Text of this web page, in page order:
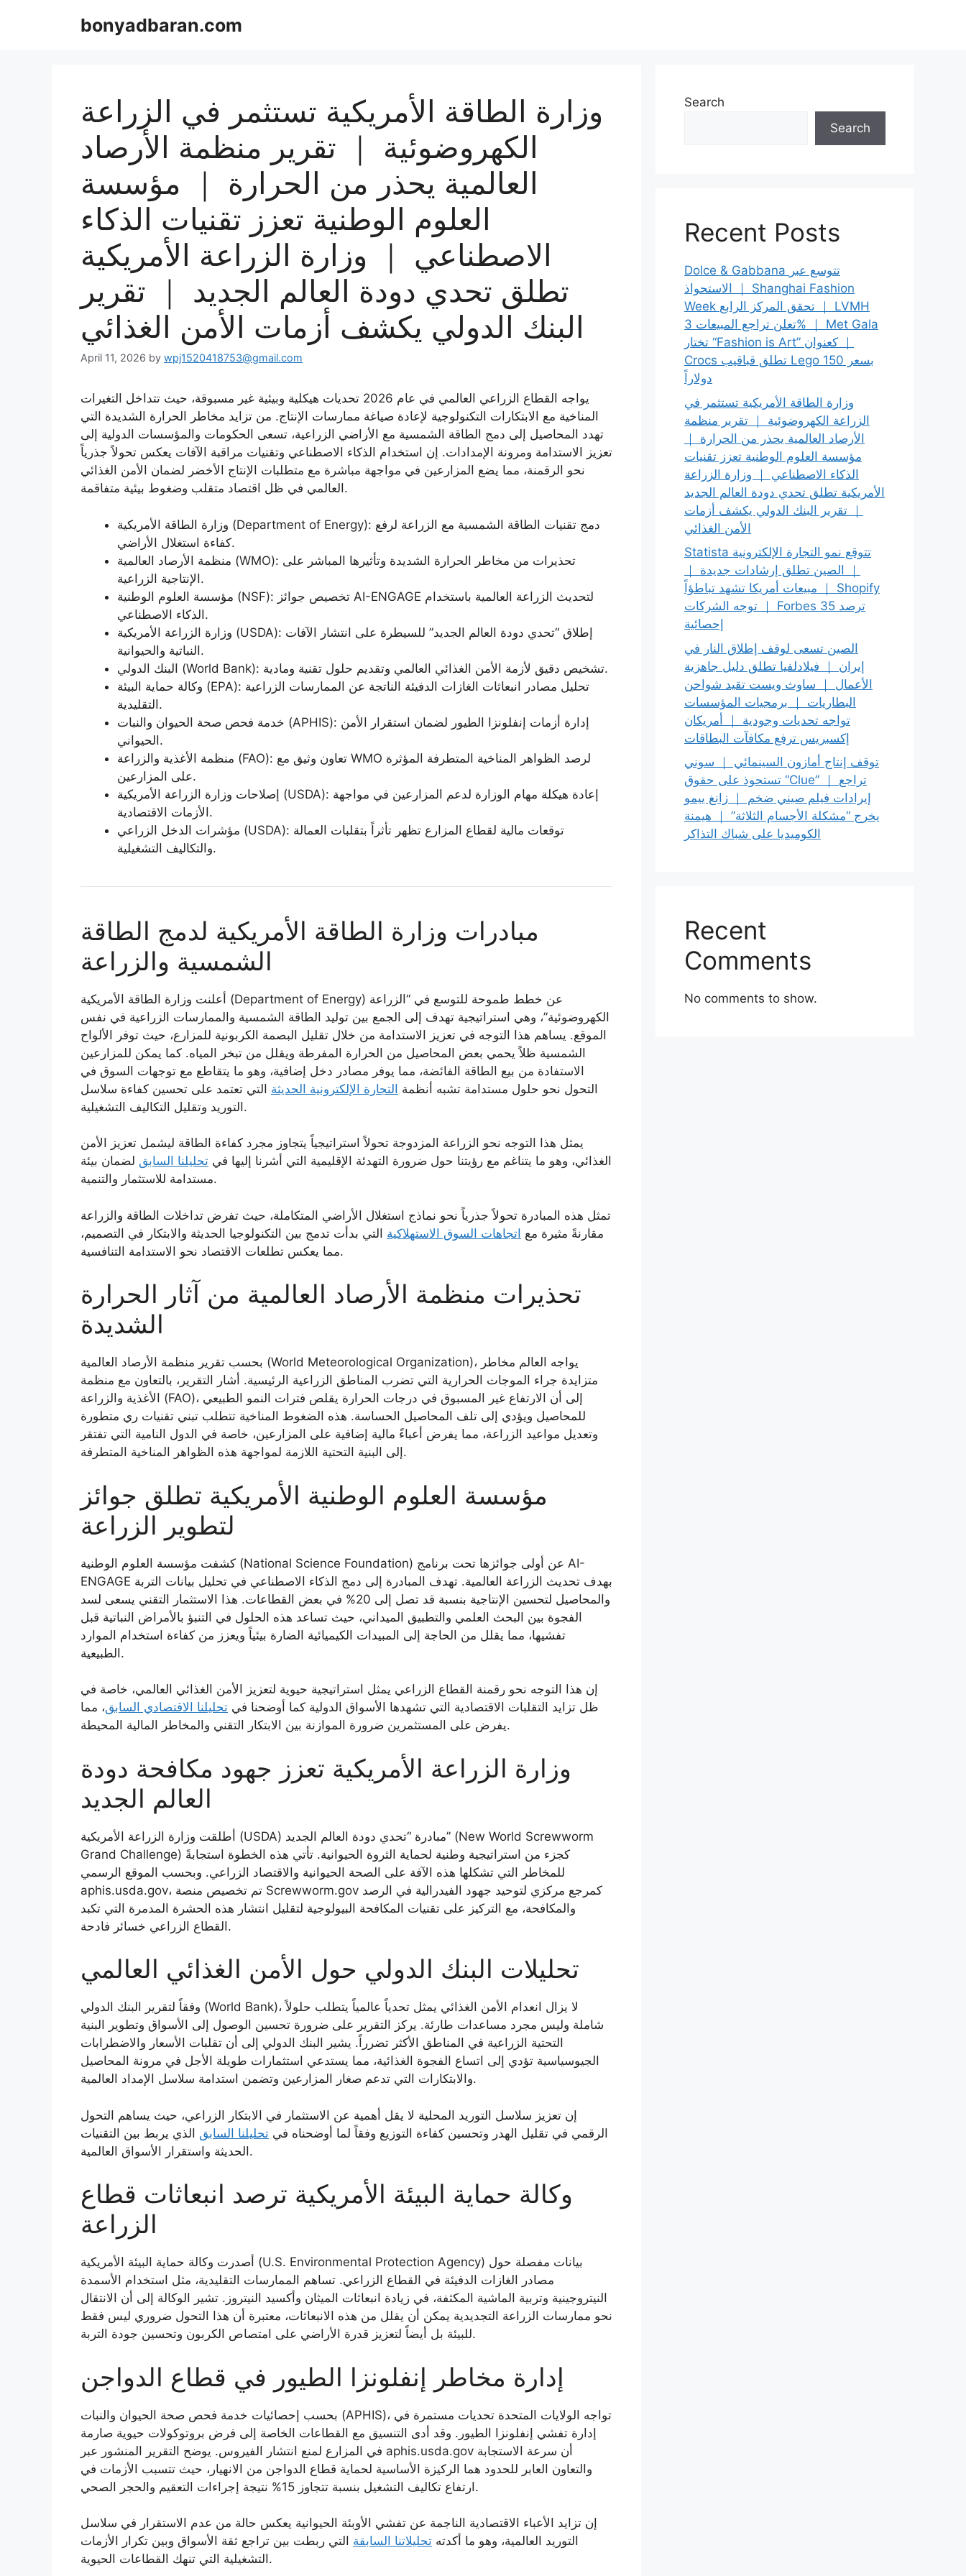
bonyadbaran.com
وزارة الطاقة الأمريكية تستثمر في الزراعة
الكهروضوئية ｜ تقرير منظمة الأرصاد
العالمية يحذر من الحرارة ｜ مؤسسة
العلوم الوطنية تعزز تقنيات الذكاء
الاصطناعي ｜ وزارة الزراعة الأمريكية
تطلق تحدي دودة العالم الجديد ｜ تقرير
البنك الدولي يكشف أزمات الأمن الغذائي
April 11, 2026 by wpj1520418753@gmail.com
يواجه القطاع الزراعي العالمي في عام 2026 تحديات هيكلية وبيئية غير مسبوقة، حيث تتداخل التغيرات
المناخية مع الابتكارات التكنولوجية لإعادة صياغة ممارسات الإنتاج. من تزايد مخاطر الحرارة الشديدة التي
تهدد المحاصيل إلى دمج الطاقة الشمسية مع الأراضي الزراعية، تسعى الحكومات والمؤسسات الدولية إلى
تعزيز الاستدامة ومرونة الإمدادات. إن استخدام الذكاء الاصطناعي وتقنيات مراقبة الآفات يعكس تحولاً جذرياً
نحو الرقمنة، مما يضع المزارعين في مواجهة مباشرة مع متطلبات الإنتاج الأخضر لضمان الأمن الغذائي
العالمي في ظل اقتصاد متقلب وضغوط بيئية متفاقمة.
وزارة الطاقة الأمريكية (Department of Energy): دمج تقنيات الطاقة الشمسية مع الزراعة لرفع
كفاءة استغلال الأراضي.
منظمة الأرصاد العالمية (WMO): تحذيرات من مخاطر الحرارة الشديدة وتأثيرها المباشر على
الإنتاجية الزراعية.
مؤسسة العلوم الوطنية (NSF): تخصيص جوائز AI-ENGAGE لتحديث الزراعة العالمية باستخدام
الذكاء الاصطناعي.
وزارة الزراعة الأمريكية (USDA): إطلاق “تحدي دودة العالم الجديد” للسيطرة على انتشار الآفات
النباتية والحيوانية.
البنك الدولي (World Bank): تشخيص دقيق لأزمة الأمن الغذائي العالمي وتقديم حلول تقنية ومادية.
وكالة حماية البيئة (EPA): تحليل مصادر انبعاثات الغازات الدفيئة الناتجة عن الممارسات الزراعية
التقليدية.
خدمة فحص صحة الحيوان والنبات (APHIS): إدارة أزمات إنفلونزا الطيور لضمان استقرار الأمن
الحيواني.
منظمة الأغذية والزراعة (FAO): تعاون وثيق مع WMO لرصد الظواهر المناخية المتطرفة المؤثرة
على المزارعين.
إصلاحات وزارة الزراعة الأمريكية (USDA): إعادة هيكلة مهام الوزارة لدعم المزارعين في مواجهة
الأزمات الاقتصادية.
مؤشرات الدخل الزراعي (USDA): توقعات مالية لقطاع المزارع تظهر تأثراً بتقلبات العمالة
والتكاليف التشغيلية.
مبادرات وزارة الطاقة الأمريكية لدمج الطاقة
الشمسية والزراعة
أعلنت وزارة الطاقة الأمريكية (Department of Energy) عن خطط طموحة للتوسع في “الزراعة
الكهروضوئية”، وهي استراتيجية تهدف إلى الجمع بين توليد الطاقة الشمسية والممارسات الزراعية في نفس
الموقع. يساهم هذا التوجه في تعزيز الاستدامة من خلال تقليل البصمة الكربونية للمزارع، حيث توفر الألواح
الشمسية ظلاً يحمي بعض المحاصيل من الحرارة المفرطة ويقلل من تبخر المياه. كما يمكن للمزارعين
الاستفادة من بيع الطاقة الفائضة، مما يوفر مصادر دخل إضافية، وهو ما يتقاطع مع توجهات السوق في
التحول نحو حلول مستدامة تشبه أنظمة التجارة الإلكترونية الحديثة التي تعتمد على تحسين كفاءة سلاسل
التوريد وتقليل التكاليف التشغيلية.
يمثل هذا التوجه نحو الزراعة المزدوجة تحولاً استراتيجياً يتجاوز مجرد كفاءة الطاقة ليشمل تعزيز الأمن
الغذائي، وهو ما يتناغم مع رؤيتنا حول ضرورة التهدئة الإقليمية التي أشرنا إليها في تحليلنا السابق لضمان بيئة
مستدامة للاستثمار والتنمية.
تمثل هذه المبادرة تحولاً جذرياً نحو نماذج استغلال الأراضي المتكاملة، حيث تفرض تداخلات الطاقة والزراعة
مقارنةً مثيرة مع اتجاهات السوق الاستهلاكية التي بدأت تدمج بين التكنولوجيا الحديثة والابتكار في التصميم،
مما يعكس تطلعات الاقتصاد نحو الاستدامة التنافسية.
تحذيرات منظمة الأرصاد العالمية من آثار الحرارة
الشديدة
بحسب تقرير منظمة الأرصاد العالمية (World Meteorological Organization)، يواجه العالم مخاطر
متزايدة جراء الموجات الحرارية التي تضرب المناطق الزراعية الرئيسية. أشار التقرير، بالتعاون مع منظمة
الأغذية والزراعة (FAO)، إلى أن الارتفاع غير المسبوق في درجات الحرارة يقلص فترات النمو الطبيعي
للمحاصيل ويؤدي إلى تلف المحاصيل الحساسة. هذه الضغوط المناخية تتطلب تبني تقنيات ري متطورة
وتعديل مواعيد الزراعة، مما يفرض أعباءً مالية إضافية على المزارعين، خاصة في الدول النامية التي تفتقر
إلى البنية التحتية اللازمة لمواجهة هذه الظواهر المناخية المتطرفة.
مؤسسة العلوم الوطنية الأمريكية تطلق جوائز
لتطوير الزراعة
كشفت مؤسسة العلوم الوطنية (National Science Foundation) عن أولى جوائزها تحت برنامج AI-
ENGAGE بهدف تحديث الزراعة العالمية. تهدف المبادرة إلى دمج الذكاء الاصطناعي في تحليل بيانات التربة
والمحاصيل لتحسين الإنتاجية بنسبة قد تصل إلى 20% في بعض القطاعات. هذا الاستثمار التقني يسعى لسد
الفجوة بين البحث العلمي والتطبيق الميداني، حيث تساعد هذه الحلول في التنبؤ بالأمراض النباتية قبل
تفشيها، مما يقلل من الحاجة إلى المبيدات الكيميائية الضارة بيئياً ويعزز من كفاءة استخدام الموارد
الطبيعية.
إن هذا التوجه نحو رقمنة القطاع الزراعي يمثل استراتيجية حيوية لتعزيز الأمن الغذائي العالمي، خاصة في
ظل تزايد التقلبات الاقتصادية التي تشهدها الأسواق الدولية كما أوضحنا في تحليلنا الاقتصادي السابق، مما
يفرض على المستثمرين ضرورة الموازنة بين الابتكار التقني والمخاطر المالية المحيطة.
وزارة الزراعة الأمريكية تعزز جهود مكافحة دودة
العالم الجديد
أطلقت وزارة الزراعة الأمريكية (USDA) مبادرة “تحدي دودة العالم الجديد” (New World Screwworm
Grand Challenge) كجزء من استراتيجية وطنية لحماية الثروة الحيوانية. تأتي هذه الخطوة استجابةً
للمخاطر التي تشكلها هذه الآفة على الصحة الحيوانية والاقتصاد الزراعي. وبحسب الموقع الرسمي
aphis.usda.gov، تم تخصيص منصة Screwworm.gov كمرجع مركزي لتوحيد جهود الفيدرالية في الرصد
والمكافحة، مع التركيز على تقنيات المكافحة البيولوجية لتقليل انتشار هذه الحشرة المدمرة التي تكبد
القطاع الزراعي خسائر فادحة.
تحليلات البنك الدولي حول الأمن الغذائي العالمي
وفقاً لتقرير البنك الدولي (World Bank)، لا يزال انعدام الأمن الغذائي يمثل تحدياً عالمياً يتطلب حلولاً
شاملة وليس مجرد مساعدات طارئة. يركز التقرير على ضرورة تحسين الوصول إلى الأسواق وتطوير البنية
التحتية الزراعية في المناطق الأكثر تضرراً. يشير البنك الدولي إلى أن تقلبات الأسعار والاضطرابات
الجيوسياسية تؤدي إلى اتساع الفجوة الغذائية، مما يستدعي استثمارات طويلة الأجل في مرونة المحاصيل
والابتكارات التي تدعم صغار المزارعين وتضمن استدامة سلاسل الإمداد العالمية.
إن تعزيز سلاسل التوريد المحلية لا يقل أهمية عن الاستثمار في الابتكار الزراعي، حيث يساهم التحول
الرقمي في تقليل الهدر وتحسين كفاءة التوزيع وفقاً لما أوضحناه في تحليلنا السابق الذي يربط بين التقنيات
الحديثة واستقرار الأسواق العالمية.
وكالة حماية البيئة الأمريكية ترصد انبعاثات قطاع
الزراعة
أصدرت وكالة حماية البيئة الأمريكية (U.S. Environmental Protection Agency) بيانات مفصلة حول
مصادر الغازات الدفيئة في القطاع الزراعي. تساهم الممارسات التقليدية، مثل استخدام الأسمدة
النيتروجينية وتربية الماشية المكثفة، في زيادة انبعاثات الميثان وأكسيد النيتروز. تشير الوكالة إلى أن الانتقال
نحو ممارسات الزراعة التجديدية يمكن أن يقلل من هذه الانبعاثات، معتبرة أن هذا التحول ضروري ليس فقط
للبيئة بل أيضاً لتعزيز قدرة الأراضي على امتصاص الكربون وتحسين جودة التربة.
إدارة مخاطر إنفلونزا الطيور في قطاع الدواجن
بحسب إحصائيات خدمة فحص صحة الحيوان والنبات (APHIS)، تواجه الولايات المتحدة تحديات مستمرة في
إدارة تفشي إنفلونزا الطيور. وقد أدى التنسيق مع القطاعات الخاصة إلى فرض بروتوكولات حيوية صارمة
في المزارع لمنع انتشار الفيروس. يوضح التقرير المنشور عبر aphis.usda.gov أن سرعة الاستجابة
والتعاون العابر للحدود هما الركيزة الأساسية لحماية قطاع الدواجن من الانهيار، حيث تتسبب الأزمات في
ارتفاع تكاليف التشغيل بنسبة تتجاوز 15% نتيجة إجراءات التعقيم والحجر الصحي.
إن تزايد الأعباء الاقتصادية الناجمة عن تفشي الأوبئة الحيوانية يعكس حالة من عدم الاستقرار في سلاسل
التوريد العالمية، وهو ما أكدته تحليلاتنا السابقة التي ربطت بين تراجع ثقة الأسواق وبين تكرار الأزمات
التشغيلية التي تنهك القطاعات الحيوية.
Search
Search
Recent Posts
Dolce & Gabbana تتوسع عبر
الاستحواذ ｜ Shanghai Fashion
Week تحقق المركز الرابع ｜ LVMH
تعلن تراجع المبيعات 3% ｜ Met Gala
تختار “Fashion is Art” كعنوان ｜
Crocs تطلق قباقيب Lego بسعر 150
دولاراً
وزارة الطاقة الأمريكية تستثمر في
الزراعة الكهروضوئية ｜ تقرير منظمة
الأرصاد العالمية يحذر من الحرارة ｜
مؤسسة العلوم الوطنية تعزز تقنيات
الذكاء الاصطناعي ｜ وزارة الزراعة
الأمريكية تطلق تحدي دودة العالم الجديد
｜ تقرير البنك الدولي يكشف أزمات
الأمن الغذائي
Statista تتوقع نمو التجارة الإلكترونية
｜ الصين تطلق إرشادات جديدة ｜
مبيعات أمريكا تشهد تباطؤاً ｜ Shopify
توجه الشركات ｜ Forbes ترصد 35
إحصائية
الصين تسعى لوقف إطلاق النار في
إيران ｜ فيلادلفيا تطلق دليل جاهزية
الأعمال ｜ ساوث ويست تقيد شواحن
البطاريات ｜ برمجيات المؤسسات
تواجه تحديات وجودية ｜ أمريكان
إكسبريس ترفع مكافآت البطاقات
توقف إنتاج أمازون السينمائي ｜ سوني
تستحوذ على حقوق “Clue” ｜ تراجع
إيرادات فيلم صيني ضخم ｜ زانغ ييمو
يخرج “مشكلة الأجسام الثلاثة” ｜ هيمنة
الكوميديا على شباك التذاكر
Recent
Comments
No comments to show.